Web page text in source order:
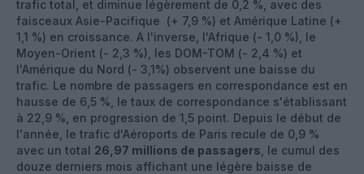
trafic total, et diminue légèrement de 0,2 %, avec des
faisceaux Asie-Pacifique (+ 7,9 %) et Amérique Latine (+
1,1 %) en croissance. A l'inverse, l'Afrique (- 1,0 %), le
Moyen-Orient (- 2,3 %), les DOM-TOM (- 2,4 %) et
l'Amérique du Nord (- 3,1%) observent une baisse du
trafic. Le nombre de passagers en correspondance est en
hausse de 6,5 %, le taux de correspondance s'établissant
à 22,9 %, en progression de 1,5 point. Depuis le début de
l'année, le trafic d'Aéroports de Paris recule de 0,9 %
avec un total 26,97 millions de passagers , le cumul des
douze derniers mois affichant une légère baisse de